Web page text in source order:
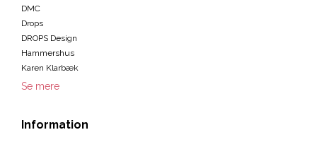
DMC
Drops
DROPS Design
Hammershus
Karen Klarbæk
Se mere
Information